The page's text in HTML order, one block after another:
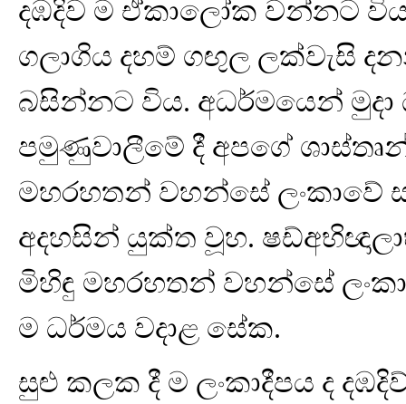
දඹදිව ම ඒකාලෝක වන්නට
ගලාගිය දහම් ගඟුල ලක්වැසි
බසින්නට විය. අධර්මයෙන්
පමුණුවාලීමේ දී අපගේ
මහරහතන් වහන්සේ ලංකාවේ
අදහසින් යුක්ත වූහ.
මිහිඳු මහරහතන් වහන්සේ
ම ධර්මය වදාළ සේක.
සුළු කලක දී ම ලංකාදීපය ද